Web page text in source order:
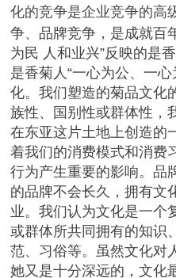
化的竞争是企业竞争的高
争、品牌竞争，是成就百
为民 人和业兴”反映的是
是香菊人“一心为公、一
化。我们塑造的菊品文化
族性、国别性或群体性，
在东亚这片土地上创造的
着我们的消费模式和消费
行为产生重要的影响。 品
的品牌不会长久，拥有文
业。我们认为文化是一个
或群体所共同拥有的知识
范、习俗等。虽然文化对
她又是十分深远的，文化